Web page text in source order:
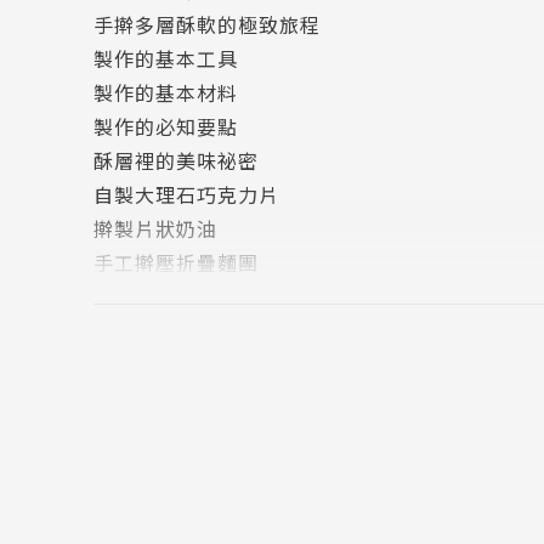
憑著對麵包的熱情與實力致力於新品麵包研發，
氣與評價。
追求全方位表現，專精歐法麵包並精通各式甜麵
勇於挑戰，活躍於世界麵包舞台，是獲獎無數的常
〔經歷〕
統一企業股份有限公司
台北威斯汀六福皇宮
手擀多層酥軟的極致旅程
製作的基本工具
製作的基本材料
製作的必知要點
酥層裡的美味祕密
自製大理石巧克力片
擀製片狀奶油
手工擀壓折疊麵團